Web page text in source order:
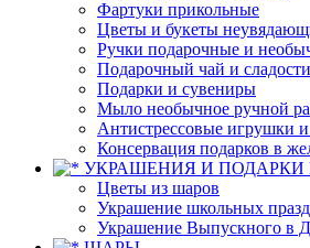
Фартуки прикольные
Цветы и букеты
Ручки подарочные и
Подарочный чай и сладости
Подарки и сувениры
Мыло необычное ручной
Антистрессовые игрушки
Консервация подарков в
УКРАШЕНИЯ И ПОДАРКИ
Цветы из шаров
Украшение школьных
Украшение Выпускного в